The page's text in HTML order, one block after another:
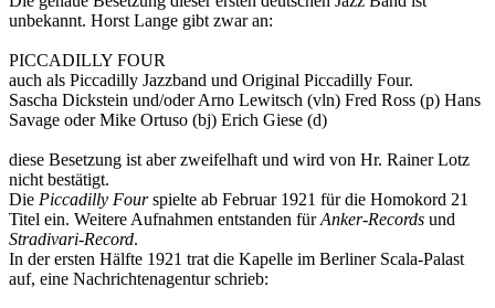
unbekannt. Horst Lange gibt zwar an:
PICCADILLY FOUR
auch als Piccadilly Jazzband und Original Piccadilly Four.
Sascha Dickstein und/oder Arno Lewitsch (vln) Fred Ross (p) Hans
Savage oder Mike Ortuso (bj) Erich Giese (d)
diese Besetzung ist aber zweifelhaft und wird von Hr. Rainer Lotz
nicht bestätigt.
Die Piccadilly Fourspielte ab Februar 1921 für die Homokord 21
Titel ein. Weitere Aufnahmen entstanden fürAnker-Records und
Stradivari-Record.
In der ersten Hälfte 1921 trat die Kapelle im Berliner Scala-Palast
auf, eine Nachrichtenagentur schrieb: